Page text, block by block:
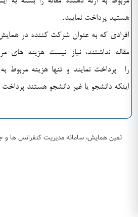
هستيد پرداخت نماييد.
افرادي که به عنوان شرکت کننده در
مقاله نداشتند، نياز نيست هزينه هاي
را پرداخت نمايند و تنها هزينه مربوط
اينکه دانشجو يا غير دانشجو هستند پرداخت
ثمین همایش، سامانه مدیریت کنفرانس ها و